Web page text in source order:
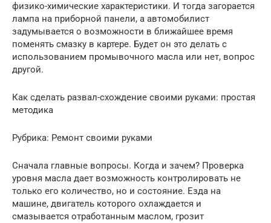
физико-химические характеристики. И тогда загорается
лампа на приборной панели, а автомобилист
задумывается о возможности в ближайшее время
поменять смазку в картере. Будет он это делать с
использованием промывочного масла или нет, вопрос
другой.
Как сделать развал-схождение своими руками: простая
методика
Рубрика: Ремонт своими руками
Сначала главные вопросы. Когда и зачем? Проверка
уровня масла дает возможность контролировать не
только его количество, но и состояние. Езда на
машине, двигатель которого охлаждается и
смазывается отработанным маслом, грозит